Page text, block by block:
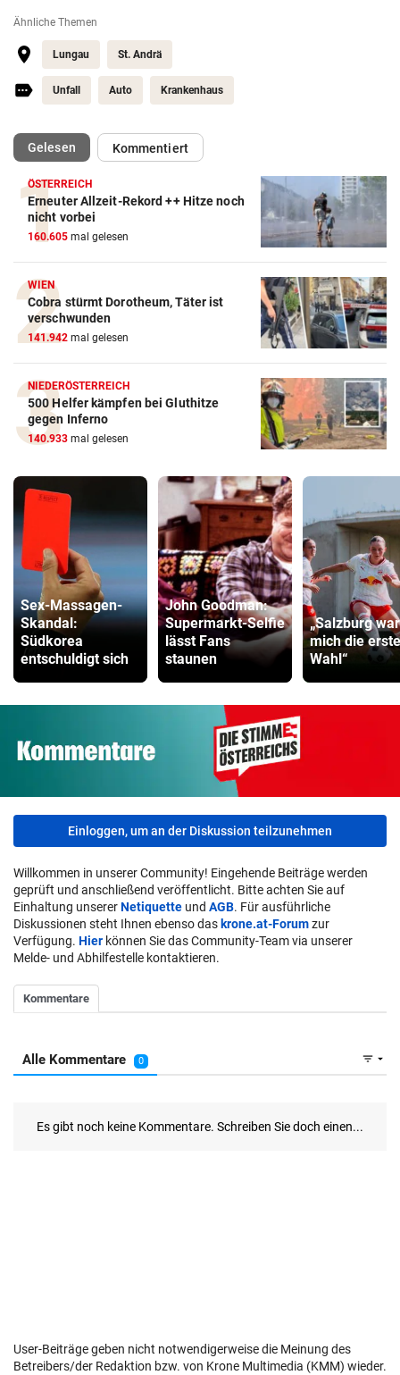
Ähnliche Themen
Lungau St. Andrä
Unfall Auto Krankenhaus
Gelesen(ausgewählt)Kommentiert
ÖSTERREICH
Erneuter Allzeit-Rekord ++ Hitze noch
nicht vorbei
160.605 mal gelesen
WIEN
Cobra stürmt Dorotheum, Täter ist
verschwunden
141.942 mal gelesen
NIEDERÖSTERREICH
500 Helfer kämpfen bei Gluthitze
gegen Inferno
140.933 mal gelesen
Sex-Massagen-
Skandal:
Südkorea
entschuldigt sich
John Goodman:
Supermarkt-Selfie
lässt Fans
staunen
„Salzburg
mich die erste
Wahl“
Einloggen, um an der Diskussion teilzunehmen
Willkommen in unserer Community! Eingehende Beiträge werden
geprüft und anschließend veröffentlicht. Bitte achten Sie auf
Einhaltung unsererNetiquette und AGB. Für ausführliche
Diskussionen steht Ihnen ebenso das krone.at-Forumzur
Verfügung. Hier können Sie das Community-Team via unserer
Melde- und Abhilfestelle kontaktieren.
User-Beiträge geben nicht notwendigerweise die Meinung des
Betreibers/der Redaktion bzw. von Krone Multimedia (KMM) wieder.